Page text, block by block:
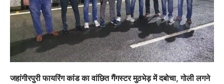
जहांगीरपुरी फायरिंग कांड का वांछित गैंगस्टर मुठभेड़ में दबोचा, गोली लगने